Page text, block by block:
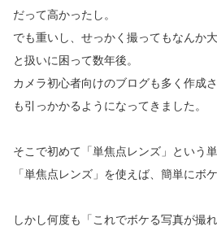
だって高かったし。
でも重いし、せっかく撮ってもなんか
と扱いに困って数年後。
カメラ初心者向けのブログも多く作成
も引っかかるようになってきました。
そこで初めて「単焦点レンズ」という
「単焦点レンズ」を使えば、簡単にボ
しかし何度も「これでボケる写真が撮